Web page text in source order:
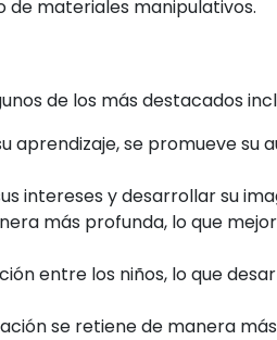
de materiales manipulativos.
de los más destacados
aprendizaje, se promueve su
intereses y desarrollar su
más profunda, lo que
entre los niños, lo que
se retiene de manera